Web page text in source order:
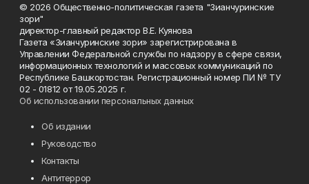
© 2026 Общественно-политическая газета "Зианчуринские
зори"
директор-главный редактор В.Е. Куянова
Газета «Зианчуринские зори» зарегистрирована в
Управлении Федеральной службы по надзору в сфере связи,
информационных технологий и массовых коммуникаций по
Республике Башкортостан. Регистрационный номер ПИ № ТУ
02 - 01812 от 19.05.2025 г.
Об использовании персональных данных
Об издании
Руководство
Контакты
Антитеррор